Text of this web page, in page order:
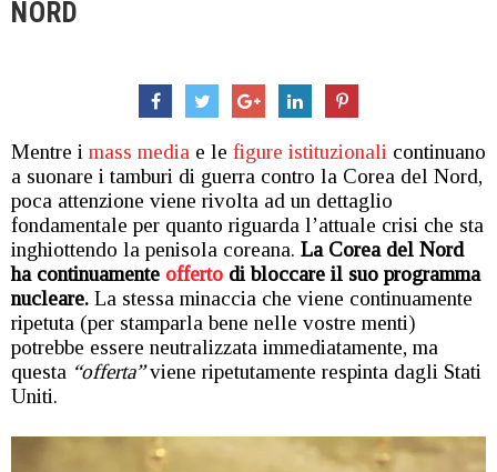
NORD
Mentre i mass media e le figure istituzionali continuano
a suonare i tamburi di guerra contro la Corea del Nord,
poca attenzione viene rivolta ad un dettaglio
fondamentale per quanto riguarda l’attuale crisi che sta
inghiottendo la penisola coreana. La Corea del Nord
ha continuamente offerto di bloccare il suo programma
nucleare. La stessa minaccia che viene continuamente
ripetuta (per stamparla bene nelle vostre menti)
potrebbe essere neutralizzata immediatamente, ma
questa “offerta”viene ripetutamente respinta dagli Stati
Uniti.